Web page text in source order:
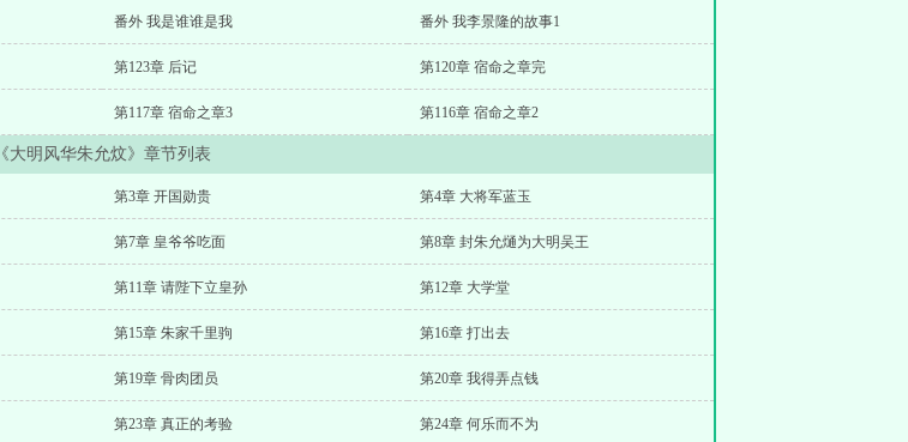
番外 我是谁谁是我 番外 我李景隆的故事1
第123章 后记 第120章 宿命之章完
第117章 宿命之章3 第116章 宿命之章2
《大明风华朱允炆》章节列表
第3章 开国勋贵 第4章 大将军蓝玉
第7章 皇爷爷吃面 第8章 封朱允熥为大明吴王
第11章 请陛下立皇孙 第12章 大学堂
第15章 朱家千里驹 第16章 打出去
第19章 骨肉团员 第20章 我得弄点钱
第23章 真正的考验 第24章 何乐而不为